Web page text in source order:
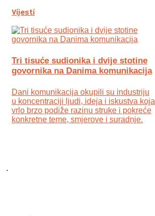
Vijesti
Tri tisuće sudionika i dvije stotine
govornika na Danima komunikacija
Dani komunikacija okupili su industriju
u koncentraciji ljudi, ideja i iskustva koja
vrlo brzo podiže razinu struke i pokreće
konkretne teme, smjerove i suradnje.
.